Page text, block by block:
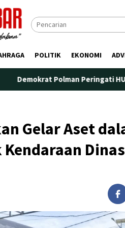
POLITIK EKONOMI
Polman Peringati HUT ke-25
Gelar Aset